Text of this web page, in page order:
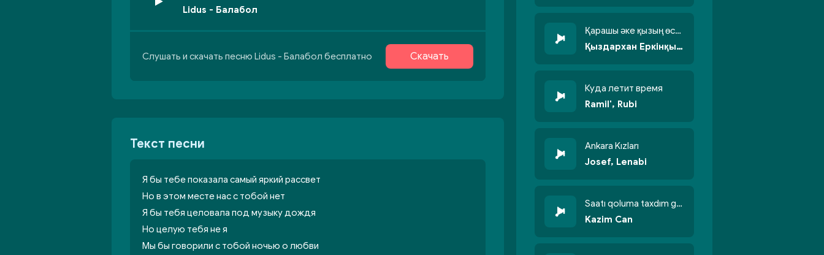
Lidus - Балабол
Слушать и скачать песню Lidus - Балабол бесплатно Скачать
Текст песни
Я бы тебе показала самый яркий рассвет
Но в этом месте нас с тобой нет
Я бы тебя целовала под музыку дождя
Но целую тебя не я
Мы бы говорили с тобой ночью о любви
Қарашы әке қызың өсті бойжеттіп
Қыздархан Еркінқызы
Куда летит время
Ramil', Rubi
Ankara Kızları
Josef, Lenabi
Saatı qoluma taxdım göyün üzünə qalxdım
Kazim Can